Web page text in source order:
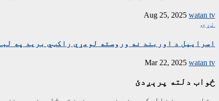
Aug 25, 2025 watan tv
نړۍ
اسراییل د اوربند نه وروسته لومړي راکټي برید په
Mar 22, 2025 watan tv
ځواب دلته پرېږدئ